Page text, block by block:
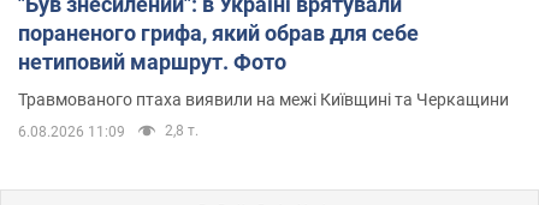
пораненого грифа, який обрав для себе
нетиповий маршрут. Фото
Травмованого птаха виявили на межі Київщині та Черкащини
6.08.2026 11:09 2,8 т.